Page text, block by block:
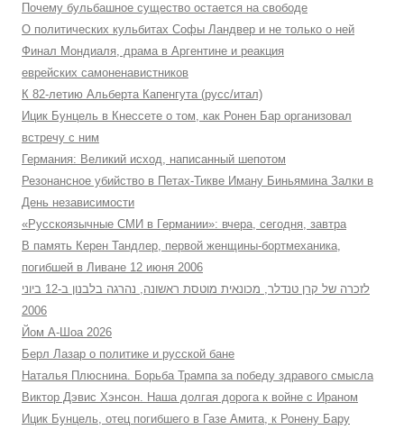
Почему бульбашное существо остается на свободе
О политических кульбитах Софы Ландвер и не только о ней
Финал Мондиаля, драма в Аргентине и реакция
еврейских самоненавистников
К 82-летию Альберта Капенгута (русс/итал)
Ицик Бунцель в Кнессете о том, как Ронен Бар организовал
встречу с ним
Германия: Великий исход, написанный шепотом
Резонансное убийство в Петах-Тикве Иману Биньямина Залки в
День независимости
«Русскоязычные СМИ в Германии»: вчера, сегодня, завтра
В память Керен Тандлер, первой женщины-бортмеханика,
погибшей в Ливане 12 июня 2006
לזכרה של קרן טנדלר, מכונאית מוטסת ראשונה, נהרגה בלבנון ב-12 ביוני
2006
Йом А-Шоа 2026
Берл Лазар о политике и русской бане
Наталья Плюснина. Борьба Трампа за победу здравого смысла
Виктор Дэвис Хэнсон. Наша долгая дорога к войне с Ираном
Ицик Бунцель, отец погибшего в Газе Амита, к Ронену Бару